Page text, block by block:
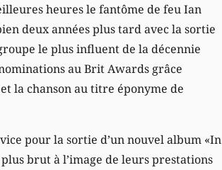
heures le fantôme de feu Ian
deux années plus tard avec la sortie
le plus influent de la décennie
au Brit Awards grâce
la chanson au titre éponyme de
pour la sortie d’un nouvel album «In
brut à l’image de leurs prestations